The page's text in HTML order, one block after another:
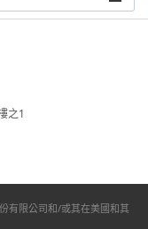
之1
有限公司和/或其在美國和其